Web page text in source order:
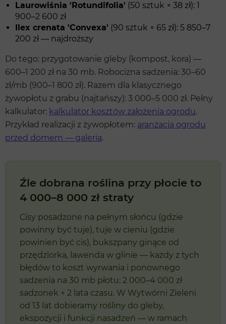
Laurowiśnia 'Rotundifolia' (50 sztuk × 38 zł): 1
900–2 600 zł
Ilex crenata 'Convexa' (90 sztuk × 65 zł): 5 850–7
200 zł — najdroższy
Do tego: przygotowanie gleby (kompost, kora) —
600–1 200 zł na 30 mb. Robocizna sadzenia: 30–60
zł/mb (900–1 800 zł). Razem dla klasycznego
żywopłotu z grabu (najtańszy): 3 000–5 000 zł. Pełny
kalkulator: kalkulator kosztów założenia ogrodu.
Przykład realizacji z żywopłotem: aranżacja ogrodu
przed domem — galeria.
Źle dobrana roślina przy płocie to
4 000–8 000 zł straty
Cisy posadzone na pełnym słońcu (gdzie
powinny być tuje), tuje w cieniu (gdzie
powinien być cis), bukszpany ginące od
przędziorka, lawenda w glinie — każdy z tych
błędów to koszt wyrwania i ponownego
sadzenia na 30 mb płotu: 2 000–4 000 zł
sadzonek + 2 lata czasu. W Wytwórni Zieleni
od 13 lat dobieramy rośliny do gleby,
ekspozycji i funkcji nasadzeń — w ramach